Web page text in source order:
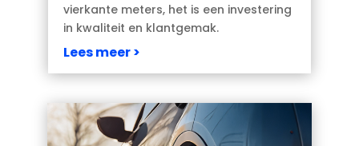
vierkante meters, het is een investering
in kwaliteit en klantgemak.
Lees meer